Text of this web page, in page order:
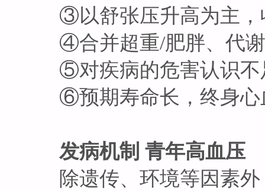
③以舒张压升高为主，
④合并超重/肥胖、代谢
⑤对疾病的危害认识不
⑥预期寿命长，终身心
发病机制 青年高血压
除遗传、环境等因素外